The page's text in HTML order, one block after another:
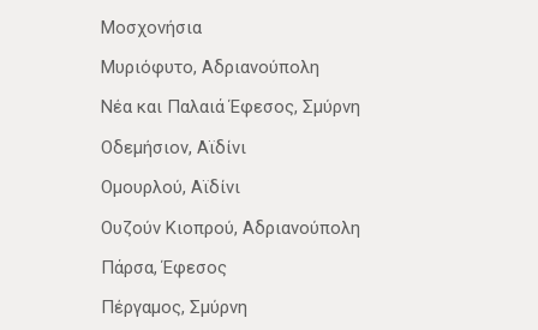
Μοσχονήσια
Μυριόφυτο, Αδριανούπολη
Νέα­ και Παλαιά Έφεσος, Σμύρνη
Οδεμήσιον, Αϊδίνι
Ομουρλού, Αϊδίνι
Ουζούν Κιοπρού, Αδριανούπολη
Πάρσα, Έφεσος
Πέργαμος, Σμύρνη